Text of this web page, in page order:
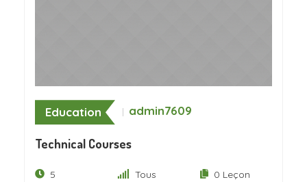
Education admin7609
Technical Courses
5
Tous
0 Leçon